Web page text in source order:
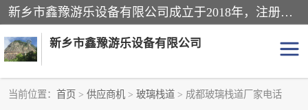
新乡市鑫豫游乐设备有限公司成立于2018年，注册地位于河南省。经营范围包括游乐设备、滑索、滑道、空中自行车、吊桥、拓展器材、攀岩器材、趣桥、悬崖秋千、网红桥、儿童乐园设备、水上乐园设备、丛林穿越设备、音乐呐喊设备、轨道滑车、栈道、玻璃滑道、观景平台、景观包装的设计、制造、销售、安装、维修，景区策划服务。
新乡市鑫豫游乐设备有限公司
当前位置： 首页 > 供应商机 > 玻璃栈道 > 成都玻璃栈道厂家电话